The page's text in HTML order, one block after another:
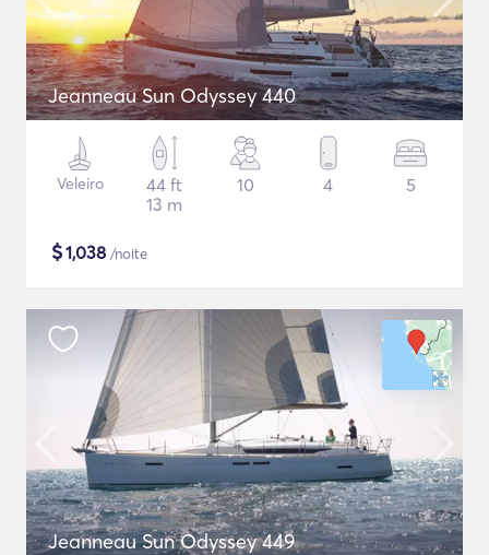
Jeanneau Sun Odyssey 440
Veleiro
44 ft
13 m
10 4 5
$1,038 /noite
Jeanneau Sun Odyssey 449